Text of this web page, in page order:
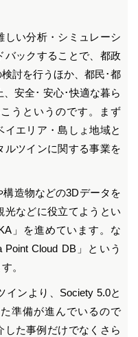
い分析・シミュレーシ
バックすることで、都政
討を行うほか、都民･都
安全･ 安心･快適な暮ら
うというのです。まず
エリア・島しょ地域と
ルツインに関する事業を
造物などの3Dデータを
光などに役立てようとい
」を進めています。な
Cloud DB」という
。
ンより、Society 5.0と
準備が進んでいるので
た事例だけでなくさら